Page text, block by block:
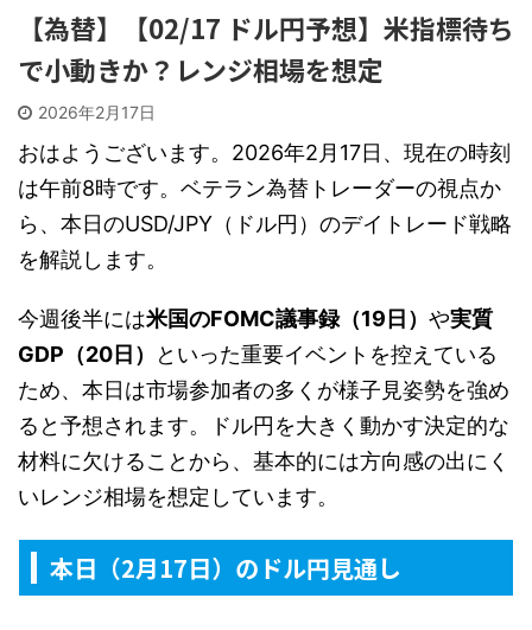
【為替】【02/17 ドル円予想】米指標待ち
で小動きか？レンジ相場を想定
2026年2月17日
おはようございます。2026年2月17日、現在の時刻
は午前8時です。ベテラン為替トレーダーの視点か
ら、本日のUSD/JPY（ドル円）のデイトレード戦略
を解説します。
今週後半には米国のFOMC議事録（19日） や実質
GDP（20日）
といった重要イベントを控えている
ため、本日は市場参加者の多くが様子見姿勢を強め
ると予想されます。ドル円を大きく動かす決定的な
材料に欠けることから、基本的には方向感の出にく
いレンジ相場を想定しています。
本日（2月17日）のドル円見通し